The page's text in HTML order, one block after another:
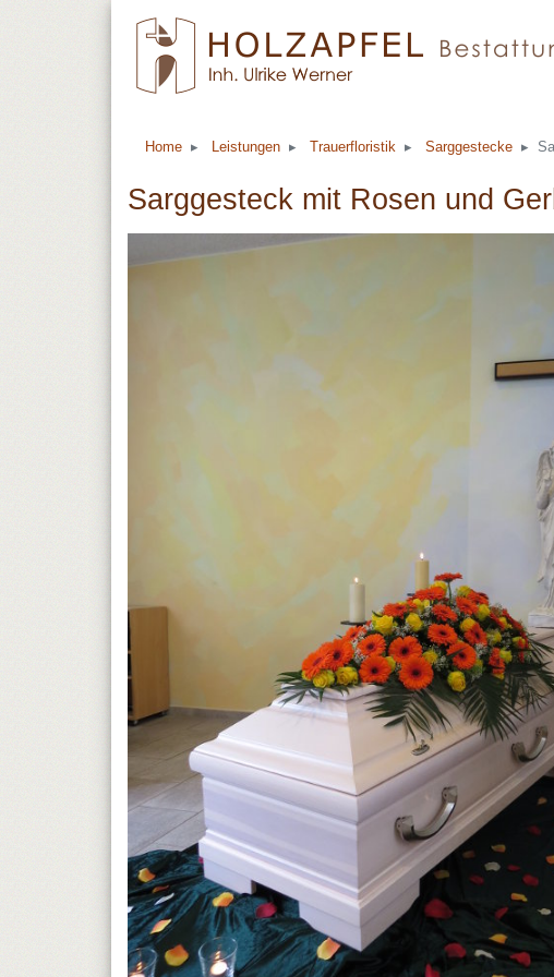
Home Leistungen Trauerfloristik Sarggestecke
Sarggesteck mit Rosen und